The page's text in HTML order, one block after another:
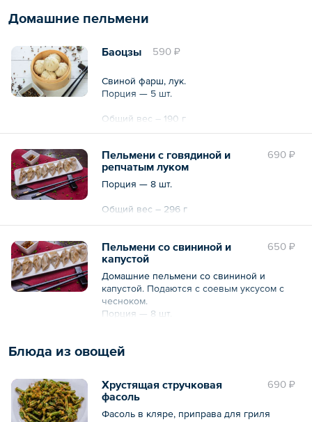
Домашние пельмени
590 ₽
Баоцзы
Свиной фарш, лук.
Порция — 5 шт.
Общий вес – 190 г
690 ₽
Пельмени с говядиной и
репчатым луком
Порция — 8 шт.
Общий вес – 296 г
650 ₽
Пельмени со свининой и
капустой
Домашние пельмени со свининой и
капустой. Подаются с соевым уксусом с
чесноком.
Порция — 8 шт.
Блюда из овощей
690 ₽
Хрустящая стручковая
фасоль
Фасоль в кляре, приправа для гриля